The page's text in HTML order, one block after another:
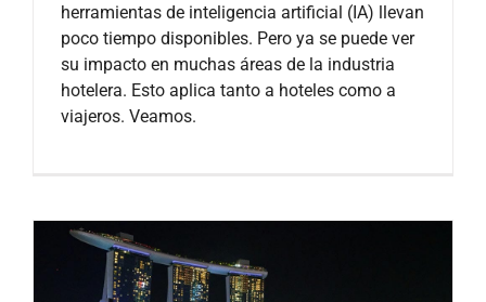
herramientas de inteligencia artificial (IA) llevan
poco tiempo disponibles. Pero ya se puede ver
su impacto en muchas áreas de la industria
hotelera. Esto aplica tanto a hoteles como a
viajeros. Veamos.